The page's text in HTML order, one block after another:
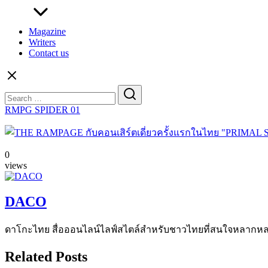
Magazine
Writers
Contact us
for:
RMPG SPIDER 01
0
views
DACO
ดาโกะไทย สื่อออนไลน์ไลฟ์สไตล์สำหรับชาวไทยที่สนใจหลากห
Related Posts